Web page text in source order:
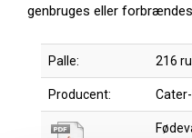
genbruges eller
Palle: 216
Producent: